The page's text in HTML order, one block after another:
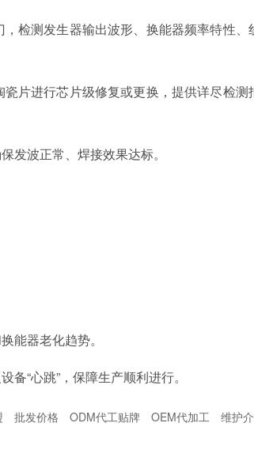
检测发生器输出波形、换能器频率特性、
片进行芯片级修复或更换，提供详尽检测
发波正常、焊接效果达标。
能器老化趋势。
备“心跳”，保障生产顺利进行。
批发价格 ODM代工贴牌 OEM代加工
维护